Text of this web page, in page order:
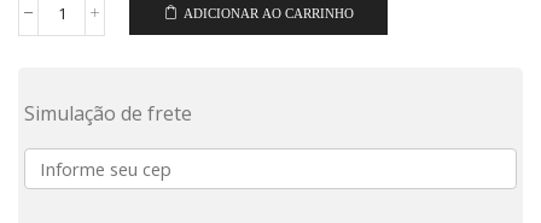
ADICIONAR AO CARRINHO
Simulação de frete